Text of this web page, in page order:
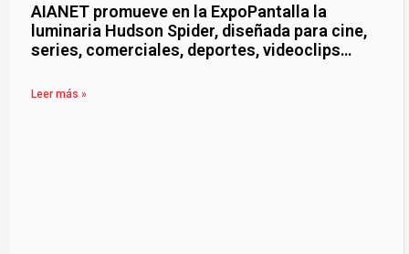
AIANET promueve en la ExpoPantalla la
luminaria Hudson Spider, diseñada para cine,
series, comerciales, deportes, videoclips…
Leer más »